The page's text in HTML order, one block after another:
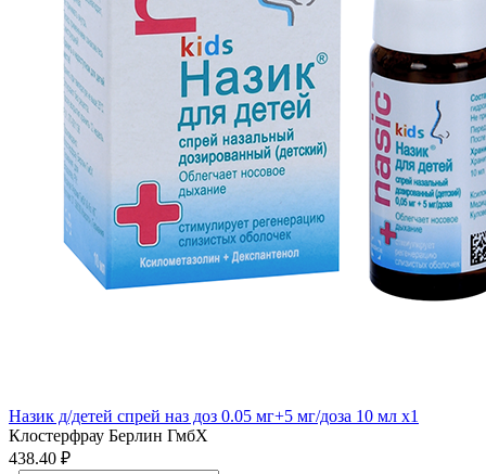
Назик д/детей спрей наз доз 0.05 мг+5 мг/доза 10 мл x1
Клостерфрау Берлин ГмбХ
438.40 ₽